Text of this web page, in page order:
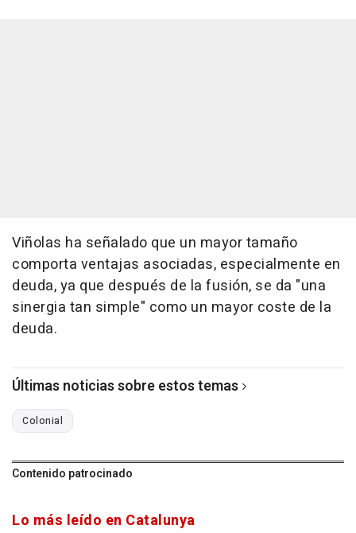
Viñolas ha señalado que un mayor tamaño
comporta ventajas asociadas, especialmente en
deuda, ya que después de la fusión, se da "una
sinergia tan simple" como un mayor coste de la
deuda.
Últimas noticias sobre estos temas
Colonial
Contenido patrocinado
Lo más leído en Catalunya